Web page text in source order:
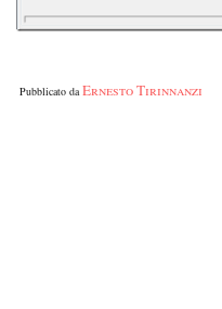
Pubblicato daErnesto Tirinnanzi